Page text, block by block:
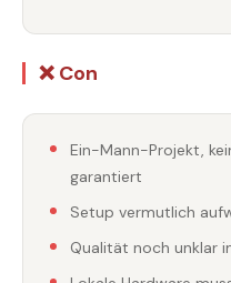
❌ Con
Ein-Mann-Projekt,
garantiert
Setup vermutlich
Qualität noch unklar